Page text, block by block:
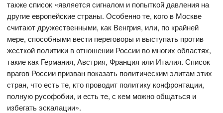
также список «является сигналом и попыткой давления на
другие европейские страны. Особенно те, кого в Москве
считают дружественными, как Венгрия, или, по крайней
мере, способными вести переговоры и выступать против
жесткой политики в отношении России во многих областях,
такие как Германия, Австрия, Франция или Италия. Список
врагов России призван показать политическим элитам этих
стран, что есть те, кто проводит политику конфронтации,
полную русофобии, и есть те, с кем можно общаться и
избегать эскалации».